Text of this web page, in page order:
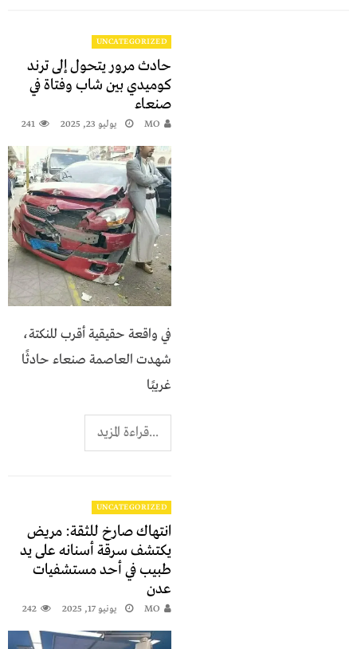
UNCATEGORIZED
حادث مرور يتحول إلى ترند
كوميدي بين شاب وفتاة في
صنعاء
MO يوليو 23, 2025 241
في واقعة حقيقية أقرب للنكتة،
شهدت العاصمة صنعاء حادثًا
غريبًا
...قراءة المزيد
UNCATEGORIZED
انتهاك صارخ للثقة: مريض
يكتشف سرقة أسنانه على يد
طبيب في أحد مستشفيات
عدن
MO يونيو 17, 2025 242